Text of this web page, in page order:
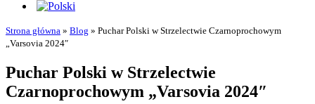
Strona główna » Blog » Puchar Polski w Strzelectwie Czarnoprochowym
„Varsovia 2024″
Puchar Polski w Strzelectwie
Czarnoprochowym „Varsovia 2024″